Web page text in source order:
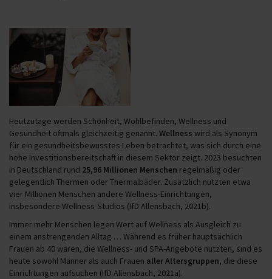
Heutzutage werden Schönheit, Wohlbefinden, Wellness und
Gesundheit oftmals gleichzeitig genannt. Wellness wird als Synonym
für ein gesundheitsbewusstes Leben betrachtet, was sich durch eine
hohe Investitionsbereitschaft in diesem Sektor zeigt. 2023 besuchten
in Deutschland rund 25,96 Millionen Menschen regelmäßig oder
gelegentlich Thermen oder Thermalbäder. Zusätzlich nutzten etwa
vier Millionen Menschen andere Wellness-Einrichtungen,
insbesondere Wellness-Studios (IfD Allensbach, 2021b).
Immer mehr Menschen legen Wert auf Wellness als Ausgleich zu
einem anstrengenden Alltag … Während es früher hauptsächlich
Frauen ab 40 waren, die Wellness- und SPA-Angebote nutzten, sind es
heute sowohl Männer als auch Frauen aller Altersgruppen, die diese
Einrichtungen aufsuchen (IfD Allensbach, 2021a).